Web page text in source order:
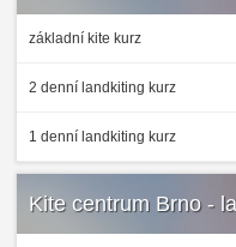
základní kite kurz
2 denní landkiting kurz
1 denní landkiting kurz
Kite centrum Brno -